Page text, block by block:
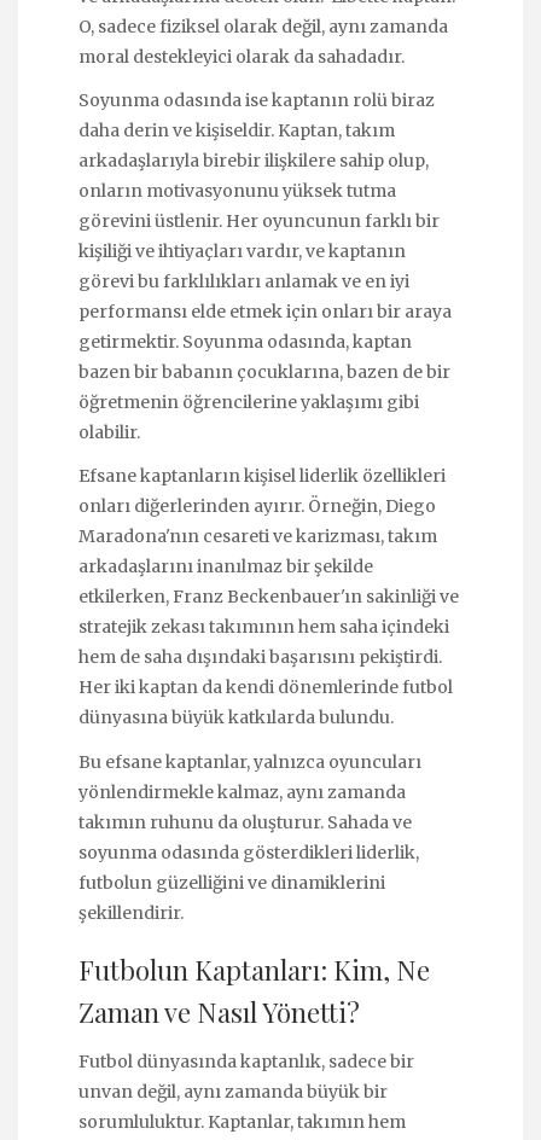
O, sadece fiziksel olarak değil, aynı zamanda
moral destekleyici olarak da sahadadır.
Soyunma odasında ise kaptanın rolü biraz
daha derin ve kişiseldir. Kaptan, takım
arkadaşlarıyla birebir ilişkilere sahip olup,
onların motivasyonunu yüksek tutma
görevini üstlenir. Her oyuncunun farklı bir
kişiliği ve ihtiyaçları vardır, ve kaptanın
görevi bu farklılıkları anlamak ve en iyi
performansı elde etmek için onları bir araya
getirmektir. Soyunma odasında, kaptan
bazen bir babanın çocuklarına, bazen de bir
öğretmenin öğrencilerine yaklaşımı gibi
olabilir.
Efsane kaptanların kişisel liderlik özellikleri
onları diğerlerinden ayırır. Örneğin, Diego
Maradona'nın cesareti ve karizması, takım
arkadaşlarını inanılmaz bir şekilde
etkilerken, Franz Beckenbauer'ın sakinliği ve
stratejik zekası takımının hem saha içindeki
hem de saha dışındaki başarısını pekiştirdi.
Her iki kaptan da kendi dönemlerinde futbol
dünyasına büyük katkılarda bulundu.
Bu efsane kaptanlar, yalnızca oyuncuları
yönlendirmekle kalmaz, aynı zamanda
takımın ruhunu da oluşturur. Sahada ve
soyunma odasında gösterdikleri liderlik,
futbolun güzelliğini ve dinamiklerini
şekillendirir.
Futbolun Kaptanları: Kim, Ne
Zaman ve Nasıl Yönetti?
Futbol dünyasında kaptanlık, sadece bir
unvan değil, aynı zamanda büyük bir
sorumluluktur. Kaptanlar, takımın hem